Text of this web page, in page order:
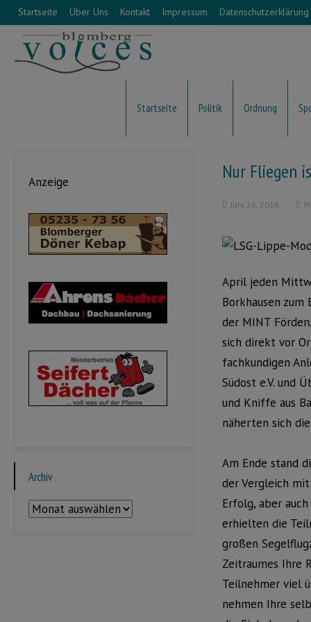
Startseite Über Uns Kontakt Impressum Datenschutzerklärung
Startseite Politik Ordnung
Nur Fliegen
Juni 26, 2016
April jeden
Borkhausen
der MINT
sich direkt vor
fachkundigen
Südost e.V. und
und Kniffe aus
näherten sich
Am Ende stand
der Vergleich
Erfolg, aber
erhielten die
großen
Zeitraumes Ihre
Teilnehmer viel
nehmen Ihre
Anzeige
Archiv
Archiv